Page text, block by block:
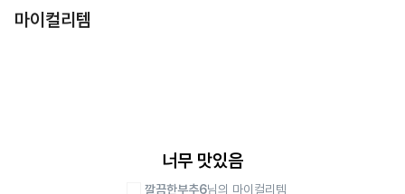
마이컬리템
너무 맛있음
깔끔한부추6님의 마이컬리템